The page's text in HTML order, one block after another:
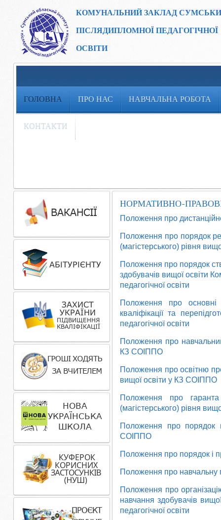
КОМУНАЛЬНИЙ ЗАКЛАД
ПІСЛЯДИПЛОМНОЇ ПЕДАГОГІЧНОЇ
ОСВІТИ
ГОЛОВНА ПРО НАС НАВЧАЛЬНА РОБОТА
КОНТАКТИ
НОРМАТИВНО-
Положення про
Положення про порядок
(магістерського) рівня
Положення про порядок
здобувачів вищої освіти
педагогічної освіти
Положення про основні
кваліфікації та
педагогічної освіти
Положення про
КЗ СОІППО
Положення про освітню
вищої освіти у КЗ СОІППО
Положення про гаранта
(магістерського) рівня
Положення про порядок
СОІППО
Положення про порядок і
Положення про навчальну
Положення про
навчання здобувачів
педагогічної освіти